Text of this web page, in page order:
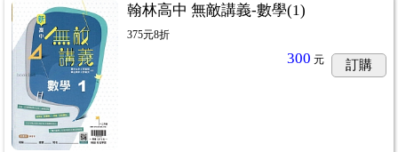
翰林高中 無敵講義-數學(1)
375元8折
300 元 訂購